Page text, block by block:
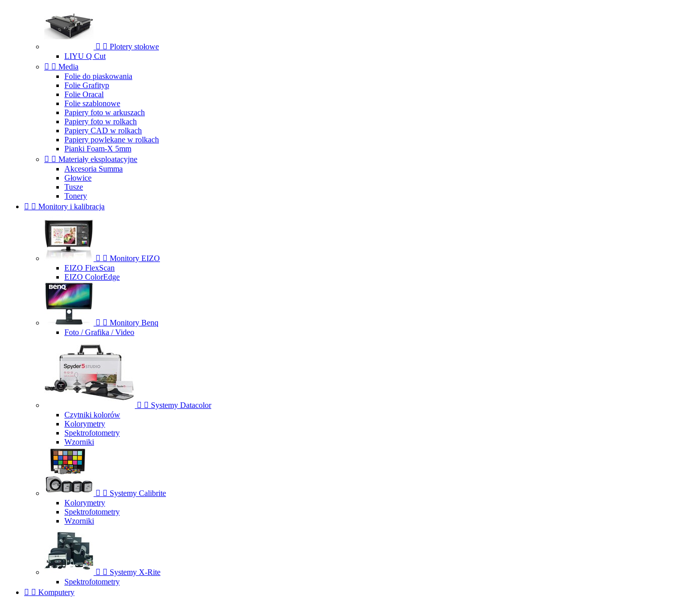
  Plotery stołowe
LIYU Q Cut
  Media
Folie do piaskowania
Folie Grafityp
Folie Oracal
Folie szablonowe
Papiery foto w arkuszach
Papiery foto w rolkach
Papiery CAD w rolkach
Papiery powlekane w rolkach
Pianki Foam-X 5mm
  Materiały eksploatacyjne
Akcesoria Summa
Głowice
Tusze
Tonery
  Monitory i kalibracja
  Monitory EIZO
EIZO FlexScan
EIZO ColorEdge
  Monitory Benq
Foto / Grafika / Video
  Systemy Datacolor
Czytniki kolorów
Kolorymetry
Spektrofotometry
Wzorniki
  Systemy Calibrite
Kolorymetry
Spektrofotometry
Wzorniki
  Systemy X-Rite
Spektrofotometry
  Komputery